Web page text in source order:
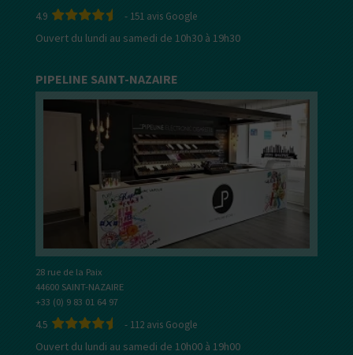
4.9 - 151 avis Google
Ouvert du lundi au samedi de 10h30 à 19h30
PIPELINE SAINT-NAZAIRE
28 rue de la Paix
44600 SAINT-NAZAIRE
+33 (0) 9 83 01 64 97
4.5 - 112 avis Google
Ouvert du lundi au samedi de 10h00 à 19h00